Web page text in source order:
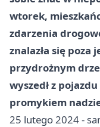
wtorek,
zdarzenia
znalazła się poza
przydrożnym
wyszedł z
promykiem
25 lutego 2024 -